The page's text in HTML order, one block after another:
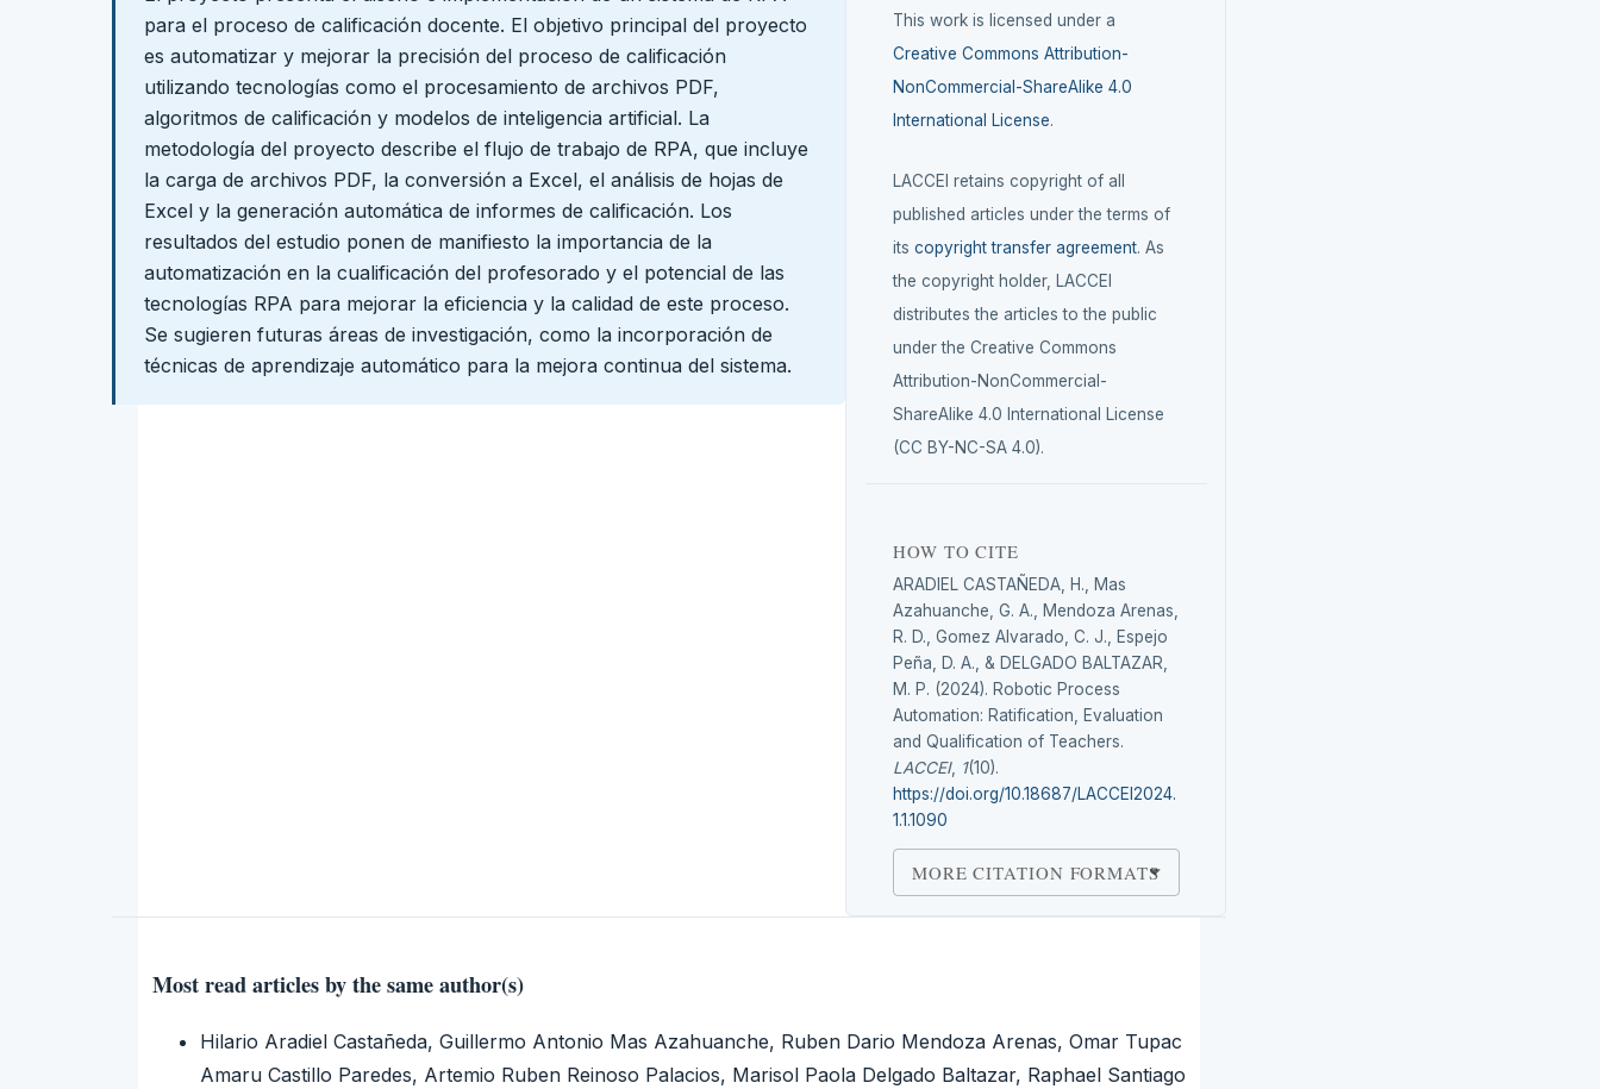
para el proceso de calificación docente. El objetivo principal del proyecto
es automatizar y mejorar la precisión del proceso de calificación
utilizando tecnologías como el procesamiento de archivos PDF,
algoritmos de calificación y modelos de inteligencia artificial. La
metodología del proyecto describe el flujo de trabajo de RPA, que incluye
la carga de archivos PDF, la conversión a Excel, el análisis de hojas de
Excel y la generación automática de informes de calificación. Los
resultados del estudio ponen de manifiesto la importancia de la
automatización en la cualificación del profesorado y el potencial de las
tecnologías RPA para mejorar la eficiencia y la calidad de este proceso.
Se sugieren futuras áreas de investigación, como la incorporación de
técnicas de aprendizaje automático para la mejora continua del sistema.
This work is licensed under a
Creative Commons Attribution-
NonCommercial-ShareAlike 4.0
International License.
LACCEI retains copyright of all
published articles under the terms of
itscopyright transfer agreement. As
the copyright holder, LACCEI
distributes the articles to the public
under the Creative Commons
Attribution-NonCommercial-
ShareAlike 4.0 International License
(CC BY-NC-SA 4.0).
HOW TO CITE
ARADIEL CASTAÑEDA, H., Mas
Azahuanche, G. A., Mendoza Arenas,
R. D., Gomez Alvarado, C. J., Espejo
Peña, D. A., & DELGADO BALTAZAR,
M. P. (2024). Robotic Process
Automation: Ratification, Evaluation
and Qualification of Teachers.
LACCEI, 1(10).
https://doi.org/10.18687/LACCEI2024.
1.1.1090
MORE CITATION FORMATS
Most read articles by the same author(s)
Hilario Aradiel Castañeda, Guillermo Antonio Mas Azahuanche, Ruben Dario Mendoza Arenas, Omar Tupac
Amaru Castillo Paredes, Artemio Ruben Reinoso Palacios, Marisol Paola Delgado Baltazar, Raphael Santiago